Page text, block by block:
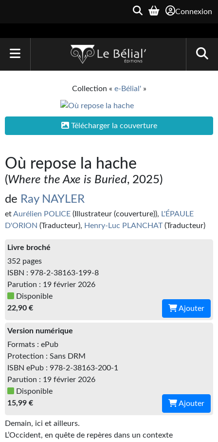
Connexion
Archive du Futur
Parallaxe
Quarante-Deux
Kvasar
Pulps
Wotan
Étoiles vives
Yellow Submarine
NUMÉRIQUE
Romans et recueils
Une Heure-Lumière
Nouvelles
Livres audio
Collection « e-Bélial'»
Télécharger la couverture
Où repose la hache
(Where the Axe is Buried, 2025)
de Ray NAYLER
etAurélien POLICE (Illustrateur (couverture)), L'ÉPAULE
D'ORION (Traducteur), Henry-Luc PLANCHAT(Traducteur)
Livre broché
352 pages
ISBN : 978-2-38163-199-8
Parution : 19 février 2026
Disponible
22,90 €
Ajouter
Version numérique
Formats : ePub
Protection : Sans DRM
ISBN ePub : 978-2-38163-200-1
Parution : 19 février 2026
Disponible
15,99 €
Ajouter
Demain, ici et ailleurs.
L’Occident, en quête de repères dans un contexte